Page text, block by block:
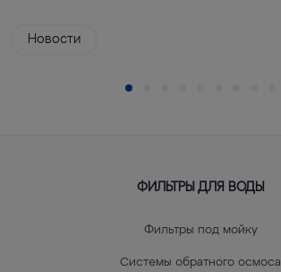
Новости
ФИЛЬТРЫ ДЛЯ ВОДЫ
Фильтры под мойку
Системы обратного осмоса